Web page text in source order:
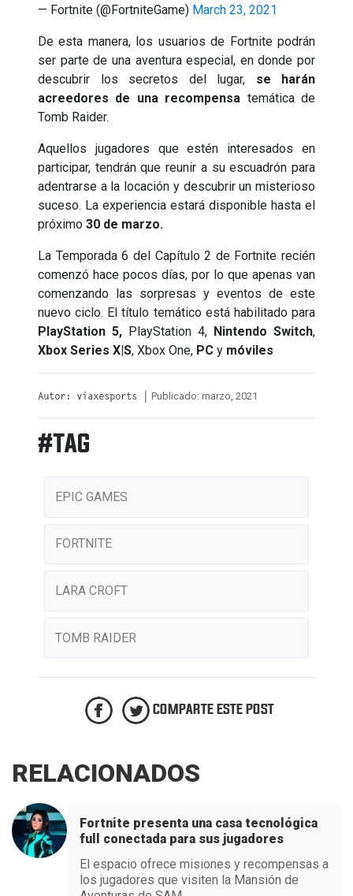
— Fortnite (@FortniteGame) March 23, 2021
De esta manera, los usuarios de Fortnite podrán
ser parte de una aventura especial, en donde por
descubrir los secretos del lugar, se harán
acreedores de una recompensa temática de
Tomb Raider.
Aquellos jugadores que estén interesados en
participar, tendrán que reunir a su escuadrón para
adentrarse a la locación y descubrir un misterioso
suceso. La experiencia estará disponible hasta el
próximo 30 de marzo.
La Temporada 6 del Capítulo 2 de Fortnite recién
comenzó hace pocos días, por lo que apenas van
comenzando las sorpresas y eventos de este
nuevo ciclo. El título temático está habilitado para
PlayStation 5, PlayStation 4, Nintendo Switch,
Xbox Series X|S, Xbox One, PC y móviles
Autor: viaxesports | Publicado: marzo, 2021
#TAG
EPIC GAMES
FORTNITE
LARA CROFT
TOMB RAIDER
COMPARTE ESTE POST
RELACIONADOS
Fortnite presenta una casa tecnológica
full conectada para sus jugadores
El espacio ofrece misiones y recompensas a
los jugadores que visiten la Mansión de